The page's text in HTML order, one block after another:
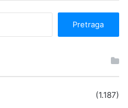
(1.187)